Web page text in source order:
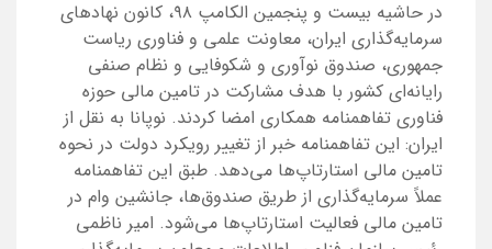
در حاشیه بیست‌ و پنجمین الکامپ ۹۸، کانون نهادهای
سرمایه‌گذاری ایران، معاونت علمی و فناوری ریاست
جمهوری، صندوق نوآوری و شکوفایی و نظام صنفی
رایانه‌ای کشور با هدف مشارکت در تامین مالی حوزه
فناوری تفاهمنامه همکاری امضا کردند. نوپانا به نقل از
ایران: این تفاهمنامه خبر از تغییر رویکرد دولت در نحوه
تامین مالی استارتاپ‌ها می‌دهد. طبق این تفاهمنامه
عملاً سرمایه‌گذاری از طریق صندوق‌ها، جانشین وام در
تامین مالی فعالیت استارتاپ‌ها می‌شود. امیر ناظمی